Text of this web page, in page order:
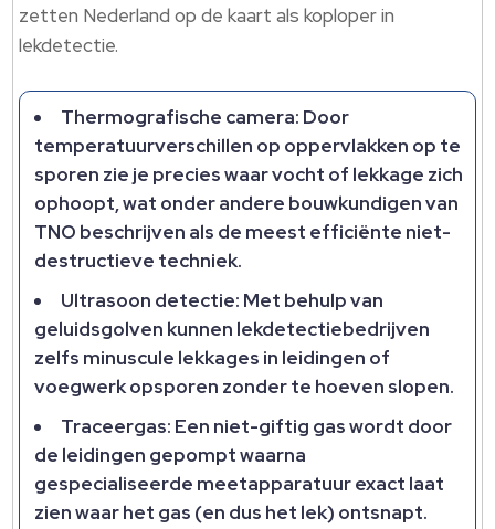
zetten Nederland op de kaart als koploper in
lekdetectie.
Thermografische camera: Door
temperatuurverschillen op oppervlakken op te
sporen zie je precies waar vocht of lekkage zich
ophoopt, wat onder andere bouwkundigen van
TNO beschrijven als de meest efficiënte niet-
destructieve techniek.
Ultrasoon detectie: Met behulp van
geluidsgolven kunnen lekdetectiebedrijven
zelfs minuscule lekkages in leidingen of
voegwerk opsporen zonder te hoeven slopen.
Traceergas: Een niet-giftig gas wordt door
de leidingen gepompt waarna
gespecialiseerde meetapparatuur exact laat
zien waar het gas (en dus het lek) ontsnapt.